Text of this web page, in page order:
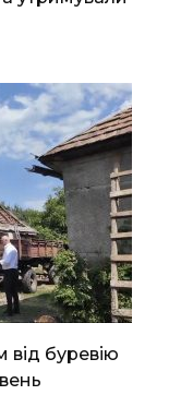
від буревію